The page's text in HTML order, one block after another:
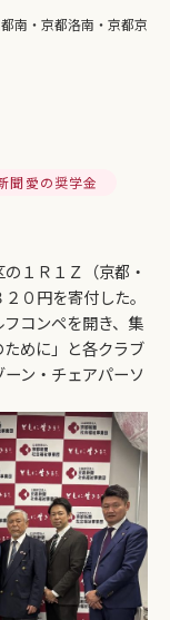
南・京都洛南・京都京
聞愛の奨学金
１Ｒ１Ｚ（京都・
０円を寄付した。
コンペを開き、集
めに」と各クラブ
ン・チェアパーソ